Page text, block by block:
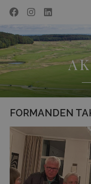
FORMANDEN